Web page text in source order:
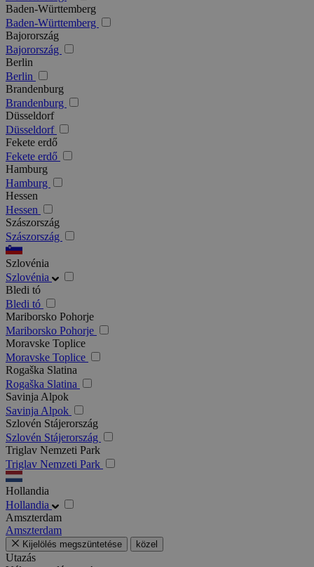
Baden-Württemberg
Baden-Württemberg
Bajorország
Bajorország
Berlin
Berlin
Brandenburg
Brandenburg
Düsseldorf
Düsseldorf
Fekete erdő
Fekete erdő
Hamburg
Hamburg
Hessen
Hessen
Szászország
Szászország
Szlovénia
Szlovénia
Bledi tó
Bledi tó
Mariborsko Pohorje
Mariborsko Pohorje
Moravske Toplice
Moravske Toplice
Rogaška Slatina
Rogaška Slatina
Savinja Alpok
Savinja Alpok
Szlovén Stájerország
Szlovén Stájerország
Triglav Nemzeti Park
Triglav Nemzeti Park
Hollandia
Hollandia
Amszterdam
Amszterdam
Kijelölés megszüntetése közel
Utazás